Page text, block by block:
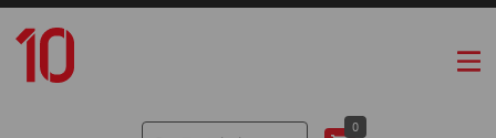
10
Search
0